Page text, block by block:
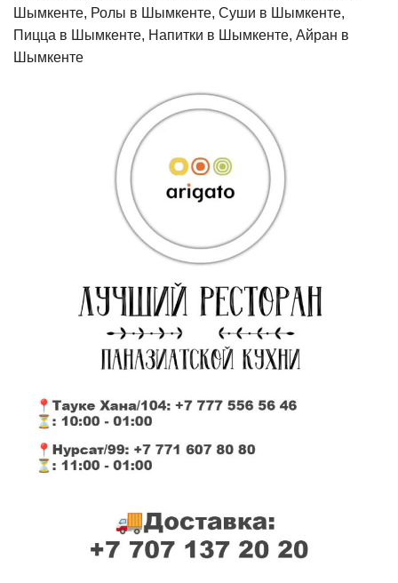
Шымкенте, Ролы в Шымкенте, Суши в Шымкенте,
Пицца в Шымкенте, Напитки в Шымкенте, Айран в
Шымкенте